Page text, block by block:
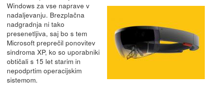
Windows za vse naprave v
nadaljevanju. Brezplačna
nadgradnja ni tako
presenetljiva, saj bo s tem
Microsoft preprečil ponovitev
sindroma XP, ko so uporabniki
obtičali s 15 let starim in
nepodprtim operacijskim
sistemom.